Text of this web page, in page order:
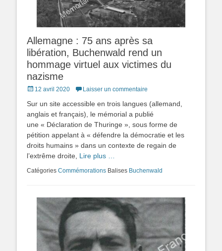
Allemagne : 75 ans après sa
libération, Buchenwald rend un
hommage virtuel aux victimes du
nazisme
Posted
12 avril 2020 Laisser un commentaire
Sur un site accessible en trois langues (allemand,
anglais et français), le mémorial a publié
une « Déclaration de Thuringe », sous forme de
pétition appelant à « défendre la démocratie et les
droits humains » dans un contexte de regain de
l’extrême droite, Lire plus …
Catégories Commémorations Balises Buchenwald